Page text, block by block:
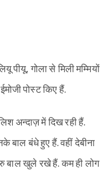
गोला से मिली मम्मियों
पोस्ट किए हैं.
अन्दाज़ में दिख रही हैं.
बाल बंधे हुए हैं. वहीं देबीना
बाल खुले रखे हैं. कम ही लोग